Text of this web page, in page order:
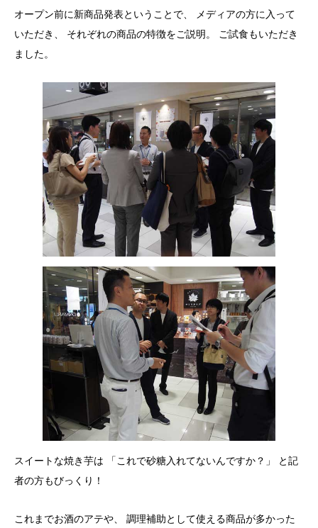
オープン前に新商品発表ということで、 メディアの方に入って
いただき、 それぞれの商品の特徴をご説明。 ご試食もいただき
ました。
スイートな焼き芋は 「これで砂糖入れてないんですか？」 と記
者の方もびっくり！
これまでお酒のアテや、 調理補助として使える商品が多かった